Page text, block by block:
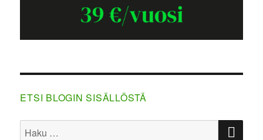
ETSI BLOGIN SISÄLLÖSTÄ
Etsi: